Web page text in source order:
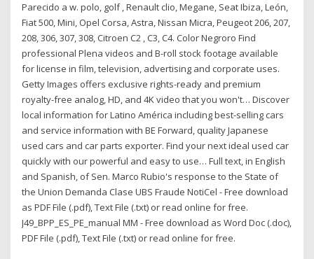
Parecido a w. polo, golf , Renault clio, Megane, Seat Ibiza, León,
Fiat 500, Mini, Opel Corsa, Astra, Nissan Micra, Peugeot 206, 207,
208, 306, 307, 308, Citroen C2 , C3, C4. Color Negroro Find
professional Plena videos and B-roll stock footage available
for license in film, television, advertising and corporate uses.
Getty Images offers exclusive rights-ready and premium
royalty-free analog, HD, and 4K video that you won't… Discover
local information for Latino América including best-selling cars
and service information with BE Forward, quality Japanese
used cars and car parts exporter. Find your next ideal used car
quickly with our powerful and easy to use… Full text, in English
and Spanish, of Sen. Marco Rubio's response to the State of
the Union Demanda Clase UBS Fraude NotiCel - Free download
as PDF File (.pdf), Text File (.txt) or read online for free.
J49_BPP_ES_PE_manual MM - Free download as Word Doc (.doc),
PDF File (.pdf), Text File (.txt) or read online for free.